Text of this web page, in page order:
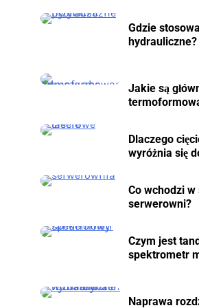
Gdzie
hydrauliczne?
Jakie są
Dlaczego
wyróżnia się
Co wchodzi w
serwerowni?
Czym jest
spektrometr
Naprawa